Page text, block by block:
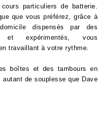
particuliers de batterie.
que vous préférez, grâce à
dispensés par des
et expérimentés, vous
travaillant à votre rythme.
boîtes et des tambours en
de souplesse que Dave